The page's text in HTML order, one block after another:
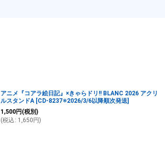
アニメ『コアラ絵日記』×きゃらドリ!! BLANC 2026 アクリ
ルスタンドA [CD-8237※2026/3/6以降順次発送]
1,500円 (税別)
(税込 : 1,650 円)